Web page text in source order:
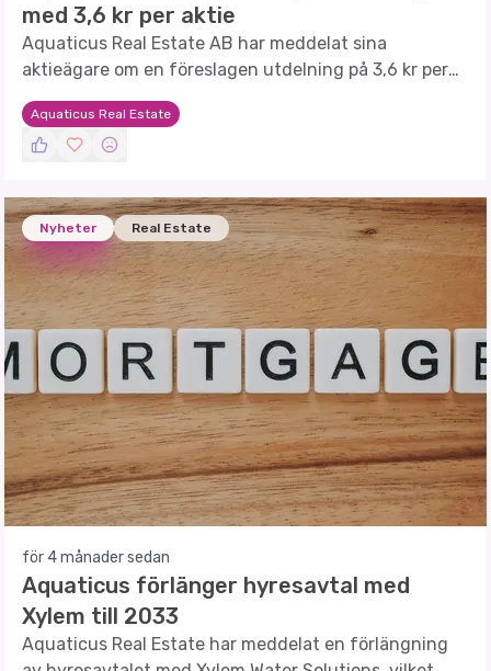
med 3,6 kr per aktie
Aquaticus Real Estate AB har meddelat sina
aktieägare om en föreslagen utdelning på 3,6 kr per
aktie.
Aquaticus Real Estate
Nyheter Real Estate
för 4 månader sedan
Aquaticus förlänger hyresavtal med
Xylem till 2033
Aquaticus Real Estate har meddelat en förlängning